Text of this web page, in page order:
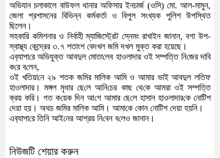
অভিযান চলাকালে বাউফল থানার অ‌ফিসার ইনচার্জ (ওসি) মো. আল-মামুন,
জেলা প্রশাসনের বিভিন্ন কর্মকর্তা ও বিপুল সংখ্যক পুলিশ উপস্থিত
ছিলেন।
সহকারি কমিশনার ও নির্বাহী ম্যাজিস্ট্রেট স্নেমং রাখাইন জানান, বগা উপ-
স্বাস্থ্য কেন্দ্রের ৩.৭ শতাংশ ‌বেদখল জমি দখল মুক্ত করা হয়েছে।
এব‌্যাপা‌রে অ‌ভিযুক্ত আবদুল মোতা‌লেব হাওলাদার ওই সম্প‌ত্তি নি‌জের দা‌বি
ক‌রে ব‌লেন,
ওই খ‌তিয়া‌নে ২৯ শতক জ‌মির মা‌লিক আ‌মি ও আমার ভাই আবদুল ল‌তিফ
হাওলাদার। মঙ্গল মৃধার ছে‌লে আ‌নি‌চের কাছ থে‌কে আমরা ওই সম্প‌ত্তি
ক্রয় ক‌রি। গত ক‌য়েক দিন আ‌গে আমার ছে‌লে হাসা‌ন হাওলাদার‌কে নো‌টিশ
দেয়া হয়। অথচ জ‌মির মা‌লিক আ‌মি। আমা‌কে কোন নো‌টিশ দেয়া হয়‌নি।
এব‌্যাপা‌রে তি‌নি আই‌নের আশ্রয় নি‌বেন ব‌লেও জানান।
নিউজটি শেয়ার করুন